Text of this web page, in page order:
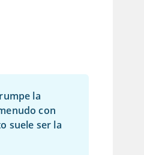
la
con
suele ser la